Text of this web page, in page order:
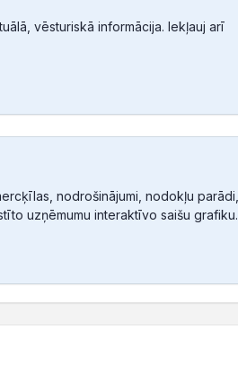
vēsturiskā informācija. Iekļauj arī
nodrošinājumi, nodokļu parādi,
uzņēmumu interaktīvo saišu grafiku.